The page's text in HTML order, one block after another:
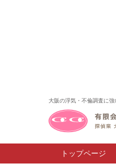
大阪の浮気・不倫調査に強
トップページ